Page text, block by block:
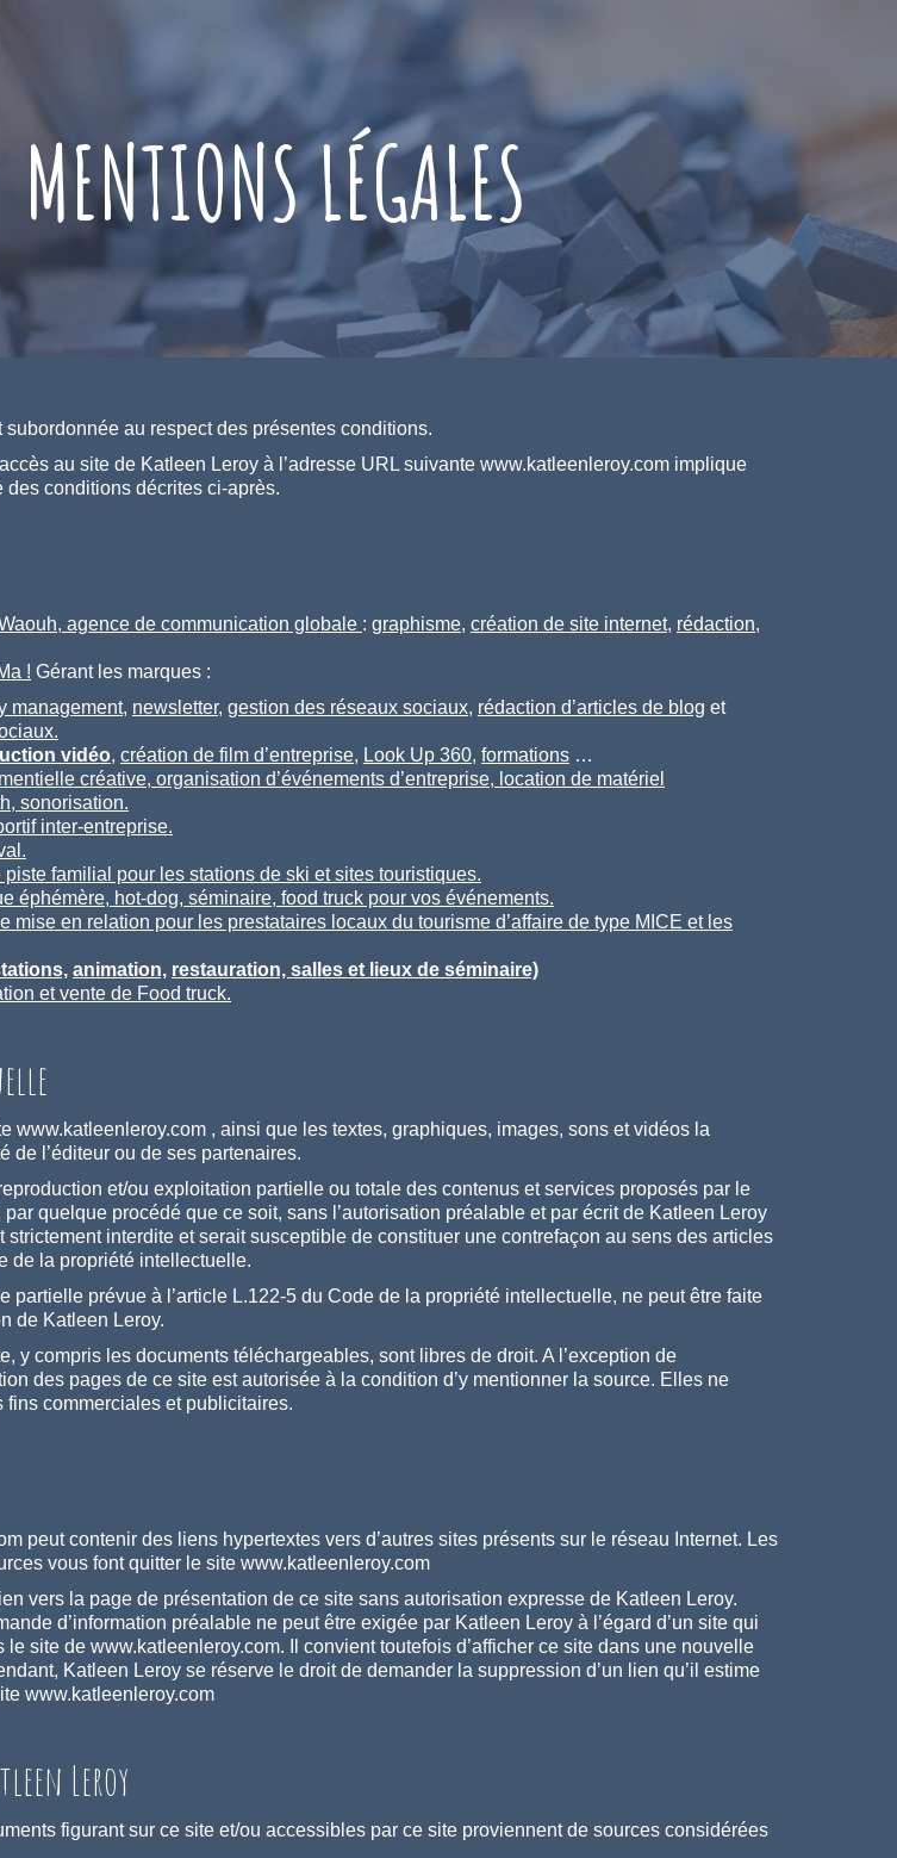
MENTIONS LÉGALES
au respect des présentes conditions.
au site de Katleen Leroy à l’adresse URL suivante www.katleenleroy.com implique
des conditions décrites ci-après.
agence de communication globale : graphisme, création de site internet, rédaction,
! Gérant les marques :
management, newsletter, gestion des réseaux sociaux, rédaction d’articles de blog et
vidéo, création de film d’entreprise, Look Up 360, formations …
créative, organisation d’événements d’entreprise, location de matériel
sonorisation.
inter-entreprise.
piste familial pour les stations de ski et sites touristiques.
éphémère, hot-dog, séminaire, food truck pour vos événements.
mise en relation pour les prestataires locaux du tourisme d’affaire de type MICE et les
animation, restauration, salles et lieux de séminaire)
et vente de Food truck.
www.katleenleroy.com , ainsi que les textes, graphiques, images, sons et vidéos la
de l’éditeur ou de ses partenaires.
et/ou exploitation partielle ou totale des contenus et services proposés par le
quelque procédé que ce soit, sans l’autorisation préalable et par écrit de Katleen Leroy
strictement interdite et serait susceptible de constituer une contrefaçon au sens des articles
de la propriété intellectuelle.
partielle prévue à l’article L.122-5 du Code de la propriété intellectuelle, ne peut être faite
de Katleen Leroy.
y compris les documents téléchargeables, sont libres de droit. A l’exception de
des pages de ce site est autorisée à la condition d’y mentionner la source. Elles ne
fins commerciales et publicitaires.
peut contenir des liens hypertextes vers d’autres sites présents sur le réseau Internet. Les
vous font quitter le site www.katleenleroy.com
vers la page de présentation de ce site sans autorisation expresse de Katleen Leroy.
d’information préalable ne peut être exigée par Katleen Leroy à l’égard d’un site qui
site de www.katleenleroy.com. Il convient toutefois d’afficher ce site dans une nouvelle
Katleen Leroy se réserve le droit de demander la suppression d’un lien qu’il estime
www.katleenleroy.com
Leroy
figurant sur ce site et/ou accessibles par ce site proviennent de sources considérées